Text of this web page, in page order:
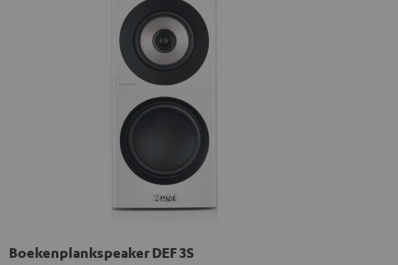
Boekenplankspeaker DEF 3S